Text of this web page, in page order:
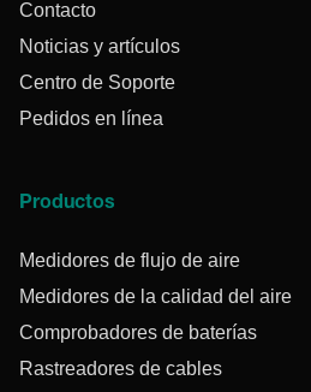
Contacto
Noticias y artículos
Centro de Soporte
Pedidos en línea
Productos
Medidores de flujo de aire
Medidores de la calidad del aire
Comprobadores de baterías
Rastreadores de cables